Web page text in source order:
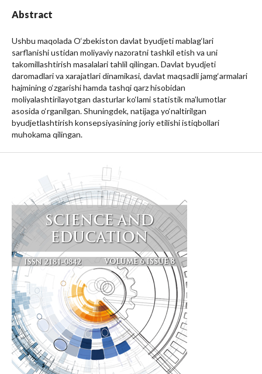
Abstract
Ushbu maqolada O‘zbekiston davlat byudjeti mablag‘lari
sarflanishi ustidan moliyaviy nazoratni tashkil etish va uni
takomillashtirish masalalari tahlil qilingan. Davlat byudjeti
daromadlari va xarajatlari dinamikasi, davlat maqsadli jamg‘armalari
hajmining o‘zgarishi hamda tashqi qarz hisobidan
moliyalashtirilayotgan dasturlar ko‘lami statistik ma’lumotlar
asosida o‘rganilgan. Shuningdek, natijaga yo‘naltirilgan
byudjetlashtirish konsepsiyasining joriy etilishi istiqbollari
muhokama qilingan.